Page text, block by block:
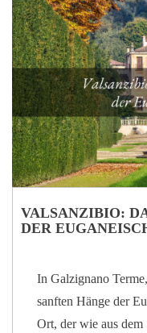
Lebenszyklen hören
Jahreszeiten,
beeinflussen ihren
entwickelt, um diese
zu erzwingen.
ihren optimalen
Ungleichgewichte
VALSANZIBIO:
DER
In Galzignano
sanften Hänge der
Ort, der wie aus dem